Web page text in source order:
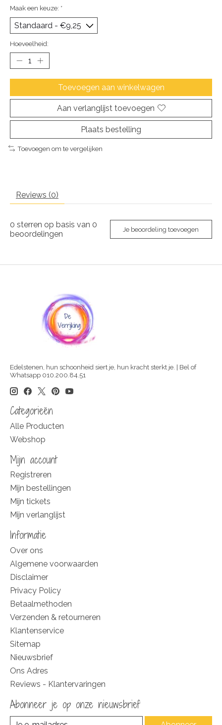
Maak een keuze: *
Hoeveelheid:
Toevoegen aan winkelwagen
Aan verlanglijst toevoegen
Plaats bestelling
Toevoegen om te vergelijken
Reviews (0)
0 sterren op basis van 0
beoordelingen
Je beoordeling toevoegen
Edelstenen, hun schoonheid siert je, hun kracht sterkt je. | Bel of
Whatsapp 010.200.84.51
Categorieën
Alle Producten
Webshop
Mijn account
Registreren
Mijn bestellingen
Mijn tickets
Mijn verlanglijst
Informatie
Over ons
Algemene voorwaarden
Disclaimer
Privacy Policy
Betaalmethoden
Verzenden & retourneren
Klantenservice
Sitemap
Nieuwsbrief
Ons Adres
Reviews - Klantervaringen
Abonneer je op onze nieuwsbrief